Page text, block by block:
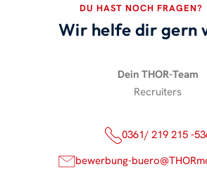
DU HAST NOCH FRAGEN?
Wir helfe dir gern
Dein THOR-Team
Recruiters
0361/ 219 215 -
bewerbung-